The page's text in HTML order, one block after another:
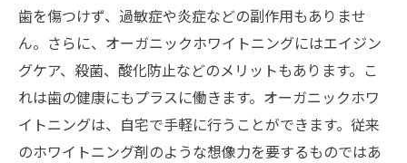
歯を傷つけず、過敏症や炎症などの副作用もありませ
ん。さらに、オーガニックホワイトニングにはエイジン
グケア、殺菌、酸化防止などのメリットもあります。こ
れは歯の健康にもプラスに働きます。オーガニックホワ
イトニングは、自宅で手軽に行うことができます。従来
のホワイトニング剤のような想像力を要するものではあ